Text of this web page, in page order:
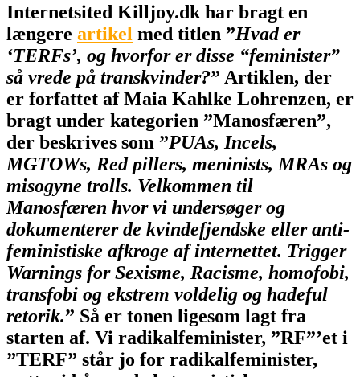
Internetsited Killjoy.dk har bragt en
længere artikel med titlen ”Hvad er
‘TERFs’, og hvorfor er disse “feminister”
så vrede på transkvinder?” Artiklen, der
er forfattet af Maia Kahlke Lohrenzen, er
bragt under kategorien ”Manosfæren”,
der beskrives som ”PUAs, Incels,
MGTOWs, Red pillers, meninists, MRAs og
misogyne trolls. Velkommen til
Manosfæren hvor vi undersøger og
dokumenterer de kvindefjendske eller anti-
feministiske afkroge af internettet. Trigger
Warnings for Sexisme, Racisme, homofobi,
transfobi og ekstrem voldelig og hadeful
retorik.” Så er tonen ligesom lagt fra
starten af. Vi radikalfeminister, ”RF”’et i
”TERF” står jo for radikalfeminister,